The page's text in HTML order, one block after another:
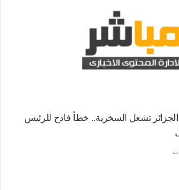
الجزائر تشعل السخرية.. خطأ فادح للرئيس